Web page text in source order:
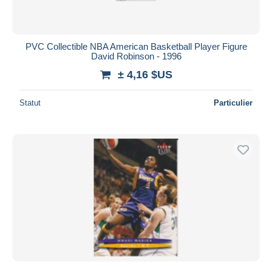
PVC Collectible NBA American Basketball Player Figure
David Robinson - 1996
± 4,16 $US
Statut Particulier